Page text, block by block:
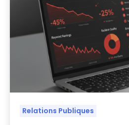
Relations Publiques